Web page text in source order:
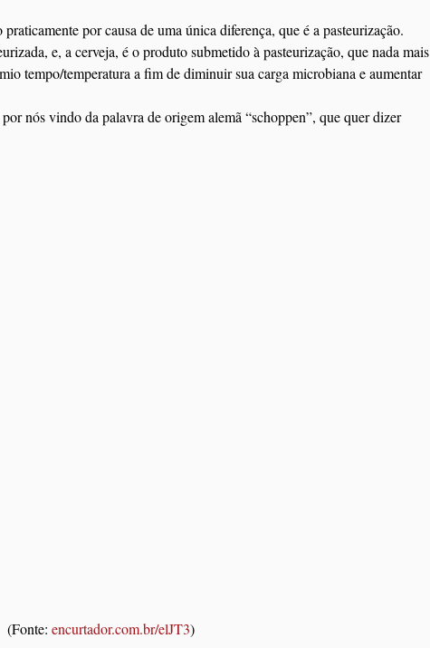
por causa de uma única diferença, que é a pasteurização.
e, a cerveja, é o produto submetido à pasteurização, que nada mais
tempo/temperatura a fim de diminuir sua carga microbiana e aumentar
nós vindo da palavra de origem alemã “schoppen”, que quer dizer
(Fonte: encurtador.com.br/elJT3)